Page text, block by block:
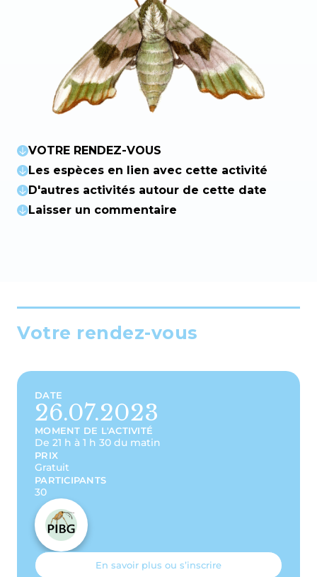
VOTRE RENDEZ-VOUS
Les espèces en lien avec cette activité
D'autres activités autour de cette date
Laisser un commentaire
Votre rendez-vous
DATE
26.07.2023
MOMENT DE L'ACTIVITÉ
De 21 h à 1 h 30 du matin
PRIX
Gratuit
PARTICIPANTS
30
En savoir plus ou s’inscrire